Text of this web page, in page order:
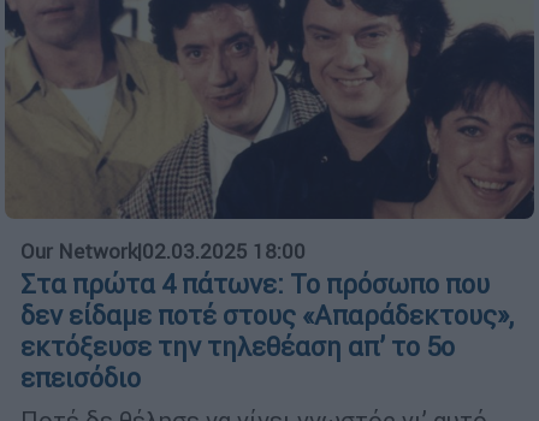
Our Network|02.03.2025 18:00
Στα πρώτα 4 πάτωνε: Το πρόσωπο που
δεν είδαμε ποτέ στους «Απαράδεκτους»,
εκτόξευσε την τηλεθέαση απ’ το 5ο
επεισόδιο